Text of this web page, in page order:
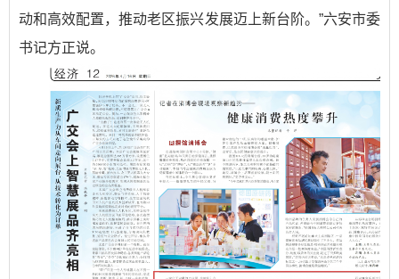
动和高效配置，推动老区振兴发展迈上新台阶。”六安市委
书记方正说。